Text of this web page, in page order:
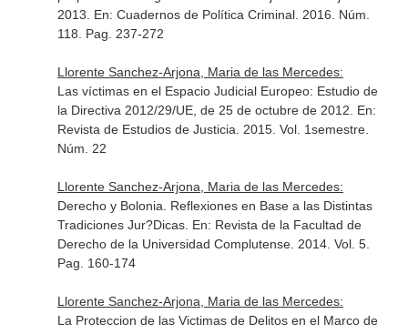
2013. En: Cuadernos de Política Criminal. 2016. Núm.
118. Pag. 237-272
Llorente Sanchez-Arjona, Maria de las Mercedes:
Las víctimas en el Espacio Judicial Europeo: Estudio de
la Directiva 2012/29/UE, de 25 de octubre de 2012. En:
Revista de Estudios de Justicia . 2015. Vol. 1semestre.
Núm. 22
Llorente Sanchez-Arjona, Maria de las Mercedes:
Derecho y Bolonia. Reflexiones en Base a las Distintas
Tradiciones Jur?Dicas. En: Revista de la Facultad de
Derecho de la Universidad Complutense. 2014. Vol. 5.
Pag. 160-174
Llorente Sanchez-Arjona, Maria de las Mercedes:
La Proteccion de las Victimas de Delitos en el Marco de